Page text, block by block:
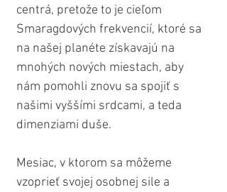
centrá, pretože to je cieľom
Smaragdových frekvencií, ktoré sa
na našej planéte získavajú na
mnohých nových miestach, aby
nám pomohli znovu sa spojiť s
našimi vyššími srdcami, a teda
dimenziami duše.
Mesiac, v ktorom sa môžeme
vzoprieť svojej osobnej sile a